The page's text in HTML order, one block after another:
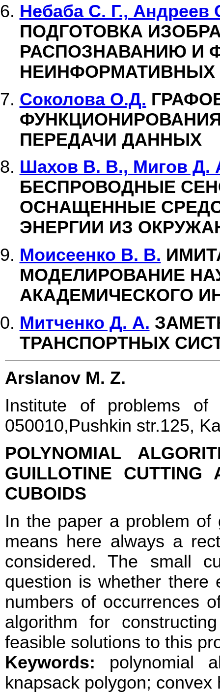
Небаба С. Г.,
ПОДГОТОВКА
РАСПОЗНАВАНИЮ И
НЕИНФОРМАТИВНЫХ
Соколова О.Д.
ПЕРЕДАЧИ ДАННЫХ
Шахов В. В., Мигов Д.
БЕСПРОВОДНЫЕ
ОСНАЩЕННЫЕ
ЭНЕРГИИ ИЗ
Моисеенко В. В.
МОДЕЛИРОВАНИЕ
АКАДЕМИЧЕСКОГО
Митченко Д. А.
ТРАНСПОРТНЫХ
Arslanov M. Z.
Institute of problems of
050010,Pushkin str.125,
POLYNOMIAL
GUILLOTINE
CUBOIDS
In the paper a problem of
means here always a
considered. The small
question is whether there
numbers of occurrences
algorithm for
feasible solutions to this
Keywords: polynomial
knapsack polygon; convex